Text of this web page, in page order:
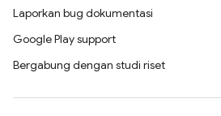
Laporkan bug dokumentasi
Google Play support
Bergabung dengan studi riset